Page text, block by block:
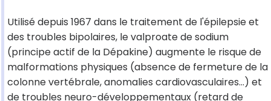
Utilisé depuis 1967 dans le traitement de l'épilepsie et
des troubles bipolaires, le valproate de sodium
(principe actif de la Dépakine) augmente le risque de
malformations physiques (absence de fermeture de la
colonne vertébrale, anomalies cardiovasculaires...) et
de troubles neuro-développementaux (retard de